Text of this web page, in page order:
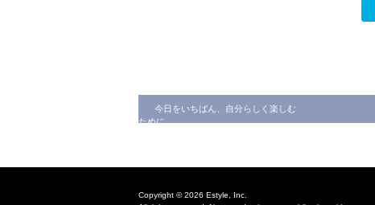
今日をいちばん、自分らしく楽しむ
ために
Copyright © 2026 Estyle, Inc.